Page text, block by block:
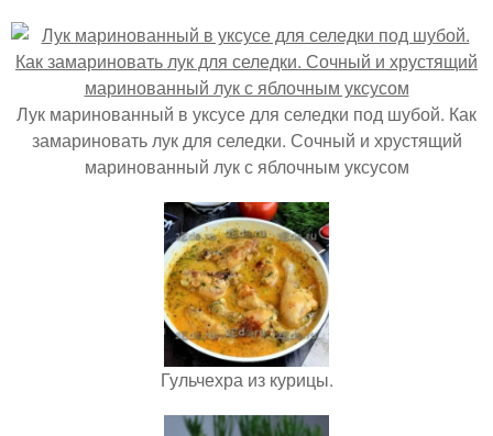
Лук маринованный в уксусе для селедки под шубой. Как
замариновать лук для селедки. Сочный и хрустящий
маринованный лук с яблочным уксусом
Гульчехра из курицы.